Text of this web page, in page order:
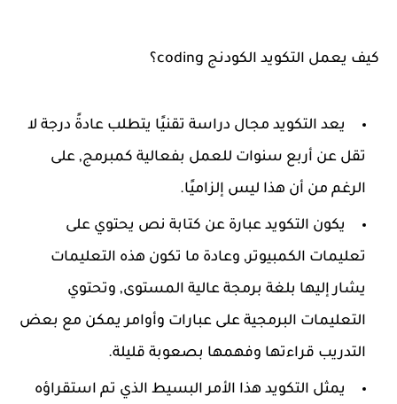
كيف يعمل التكويد الكودنج coding؟
يعد التكويد مجال دراسة تقنيًا يتطلب عادةً درجة لا
تقل عن أربع سنوات للعمل بفعالية كمبرمج, على
الرغم من أن هذا ليس إلزاميًا.
يكون التكويد عبارة عن كتابة نص يحتوي على
تعليمات الكمبيوتر, وعادة ما تكون هذه التعليمات
يشار إليها بلغة برمجة عالية المستوى, وتحتوي
التعليمات البرمجية على عبارات وأوامر يمكن مع بعض
التدريب قراءتها وفهمها بصعوبة قليلة.
يمثل التكويد هذا الأمر البسيط الذي تم استقراؤه